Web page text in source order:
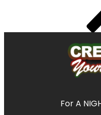
For A